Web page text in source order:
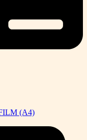
(A4)